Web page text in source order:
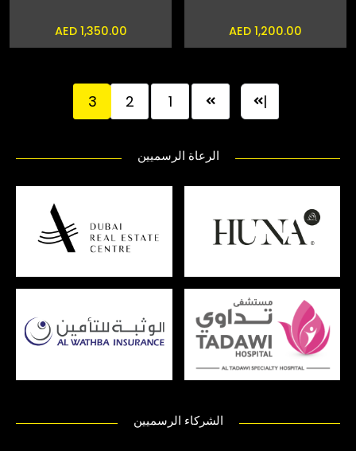
AED 1,200.00
AED 1,350.00
|
1
2
3
الرعاة الرسميين
الشركاء الرسميين